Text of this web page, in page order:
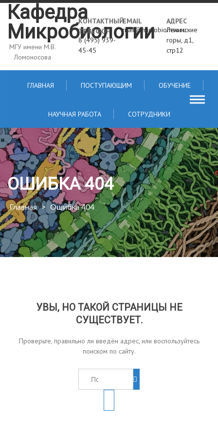
Skip
content
Кафедра
Микробиологии
МГУ имени М.В.
Ломоносова
КОНТАКТНЫЙ
ТЕЛЕФОН
8 (495) 939-
45-45
EMAIL
mail@microbiomsu.ru
АДРЕС
Ленинские
горы, д1,
стр12
ГЛАВНАЯ ПОСТУПАЮЩИМ ОБУЧЕНИЕ
НАУЧНАЯ РАБОТА СОТРУДНИКИ
ОШИБКА 404
Главная > Ошибка 404
УВЫ, НО ТАКОЙ СТРАНИЦЫ НЕ
СУЩЕСТВУЕТ.
Проверьте, правильно ли введён адрес, или воспользуйтесь
поиском по сайту.